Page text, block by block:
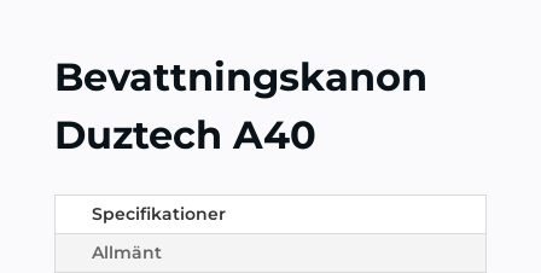
Bevattningskanon
Duztech A40
Specifikationer
Allmänt